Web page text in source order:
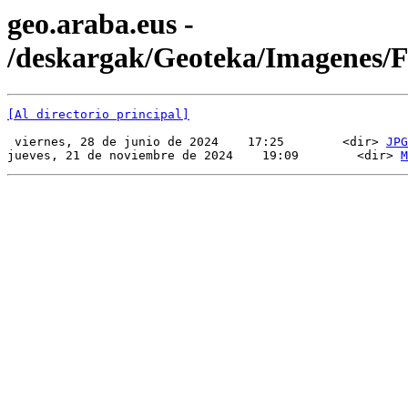
geo.araba.eus -
/deskargak/Geoteka/Imagenes/
[Al directorio principal]
viernes, 28 de junio de 2024    17:25        <dir> JPG
jueves, 21 de noviembre de 2024    19:09        <dir>